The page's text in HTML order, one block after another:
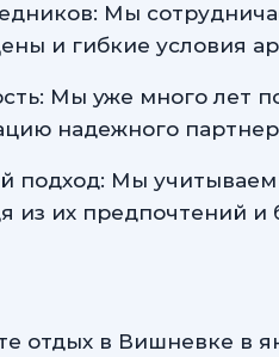
Мы
и гибкие условия
Мы уже много лет
надежного
подход: Мы
из их предпочтений и
отдых в Вишневке в